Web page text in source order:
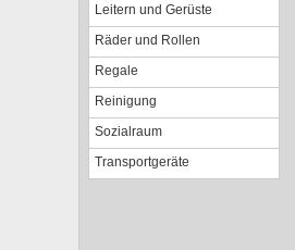
Leitern und Gerüste
Räder und Rollen
Regale
Reinigung
Sozialraum
Transportgeräte